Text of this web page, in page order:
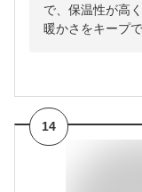
で、保温性が高
暖かさをキープで
14